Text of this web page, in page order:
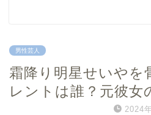
男性芸人
霜降り明星せいやを
レントは誰？元彼女
2024